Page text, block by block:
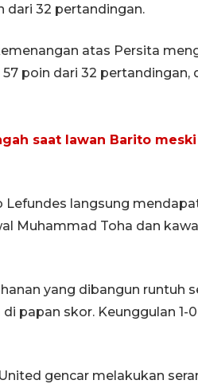
dari 32 pertandingan.
atas Persita
poin dari 32
saat lawan Barito
Lefundes langsung
Muhammad Toha dan
yang dibangun runtuh
papan skor. Keunggulan 1-
gencar melakukan